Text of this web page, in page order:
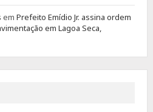
em Prefeito Emídio Jr. assina ordem
em Lagoa Seca,